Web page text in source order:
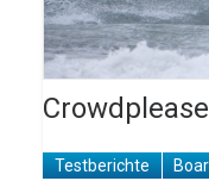
Testberichte